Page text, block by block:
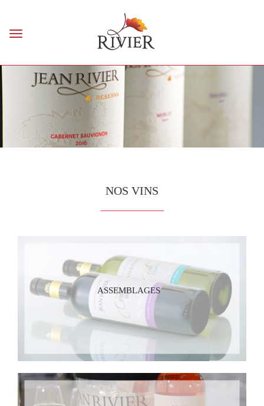
Toggle
NOS VINS
ASSEMBLAGES